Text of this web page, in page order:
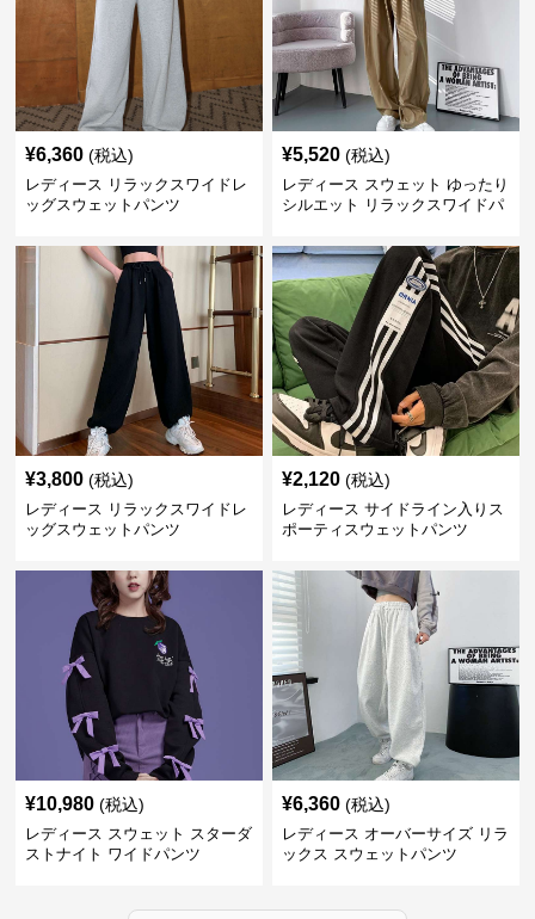
¥6,360 (税込)
レディース リラックスワイドレ
ッグスウェットパンツ
¥5,520 (税込)
レディース スウェット ゆったり
シルエット リラックスワイドパ
¥3,800 (税込)
レディース リラックスワイドレ
ッグスウェットパンツ
¥2,120 (税込)
レディース サイドライン入りス
ポーティスウェットパンツ
¥10,980 (税込)
レディース スウェット スターダ
ストナイト ワイドパンツ
¥6,360 (税込)
レディース オーバーサイズ リラ
ックス スウェットパンツ